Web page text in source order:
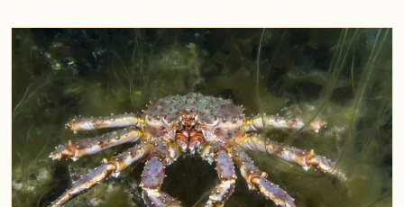
Bokmål:
Ingen
Nynorsk:Ingen
Nordsamisk/Davvisámegiella:Ingen
Vitenskapelig navn ID:223375
Takson ID:212528
Gå til Nortaxa for flere detaljer
(Ekstern lenke)